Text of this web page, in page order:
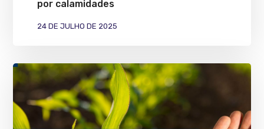
por calamidades
24 DE JULHO DE 2025